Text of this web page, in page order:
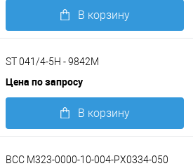
В корзину
ST 041/4-5H - 9842M
Цена по запросу
В корзину
BCC M323-0000-10-004-PX0334-050